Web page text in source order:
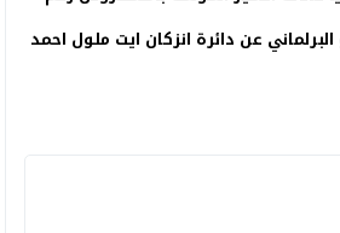
عن دائرة انزكان ايت ملول احمد